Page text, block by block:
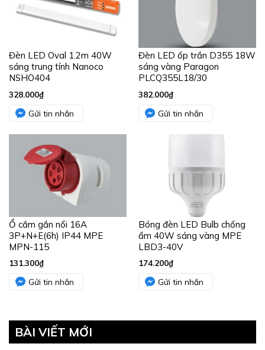
Đèn LED Oval 1.2m 40W
sáng trung tính Nanoco
NSHO404
328.000₫
Gửi tin nhắn
Đèn LED ốp trần D355 18W
sáng vàng Paragon
PLCQ355L18/30
382.000₫
Gửi tin nhắn
Ổ cắm gắn nổi 16A
3P+N+E(6h) IP44 MPE
MPN-115
131.300₫
Gửi tin nhắn
Bóng đèn LED Bulb chống
ẩm 40W sáng vàng MPE
LBD3-40V
174.200₫
Gửi tin nhắn
BÀI VIẾT MỚI